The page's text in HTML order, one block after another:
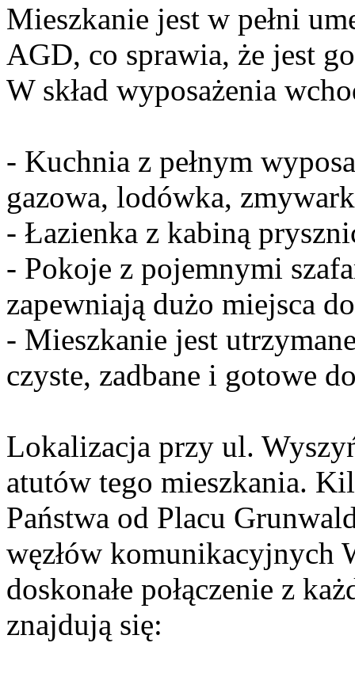
Mieszkanie jest w pełni
AGD, co sprawia, że jest
W skład wyposażenia
- Kuchnia z pełnym
gazowa, lodówka,
- Łazienka z kabiną
- Pokoje z pojemnymi
zapewniają dużo miejsca
- Mieszkanie jest
czyste, zadbane i gotowe
Lokalizacja przy ul.
atutów tego mieszkania.
Państwa od Placu
węzłów komunikacyjnych
doskonałe połączenie z
znajdują się: